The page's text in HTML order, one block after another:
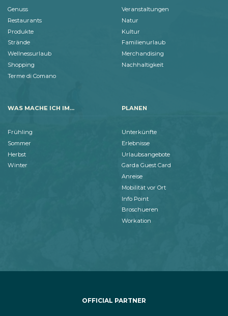
Genuss
Restaurants
Produkte
Strände
Wellnessurlaub
Shopping
Terme di Comano
Veranstaltungen
Natur
Kultur
Familienurlaub
Merchandising
Nachhaltigkeit
WAS MACHE ICH IM...
Frühling
Sommer
Herbst
Winter
PLANEN
Unterkünfte
Erlebnisse
Urlaubsangebote
Garda Guest Card
Anreise
Mobilität vor Ort
Info Point
Broschueren
Workation
OFFICIAL PARTNER